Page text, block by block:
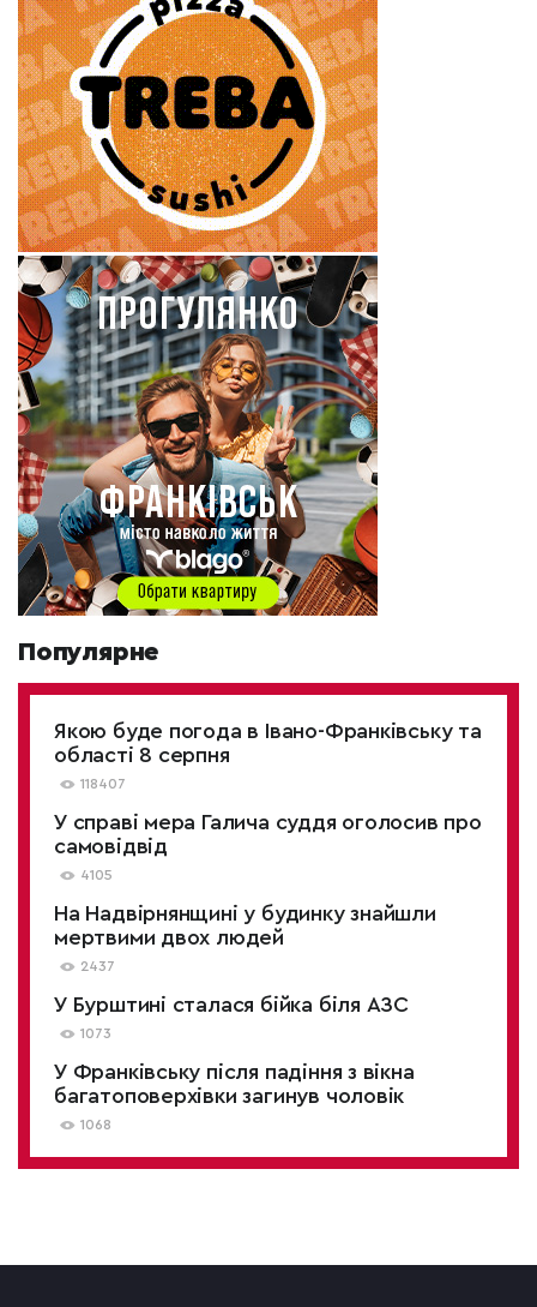
Популярне
Якою буде погода в Івано-Франківську та
області 8 серпня
118407
У справі мера Галича суддя оголосив про
самовідвід
4105
На Надвірнянщині у будинку знайшли
мертвими двох людей
2437
У Бурштині сталася бійка біля АЗС
1073
У Франківську після падіння з вікна
багатоповерхівки загинув чоловік
1068